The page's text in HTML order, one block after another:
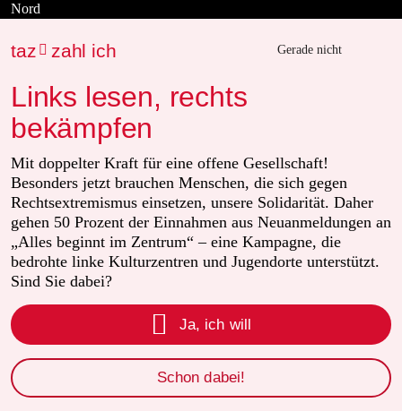
Nord
Wahrheit
Themen
Rente
Ceuta
Christopher Street Day
Waldbrände
Fifa
taz  zahl ich Gerade nicht
Links lesen, rechts
bekämpfen
Mit doppelter Kraft für eine offene Gesellschaft!
Besonders jetzt brauchen Menschen, die sich gegen
Rechtsextremismus einsetzen, unsere Solidarität. Daher
gehen 50 Prozent der Einnahmen aus Neuanmeldungen an
„Alles beginnt im Zentrum“ – eine Kampagne, die
bedrohte linke Kulturzentren und Jugendorte unterstützt.
Sind Sie dabei?
 Ja, ich will
Schon dabei!